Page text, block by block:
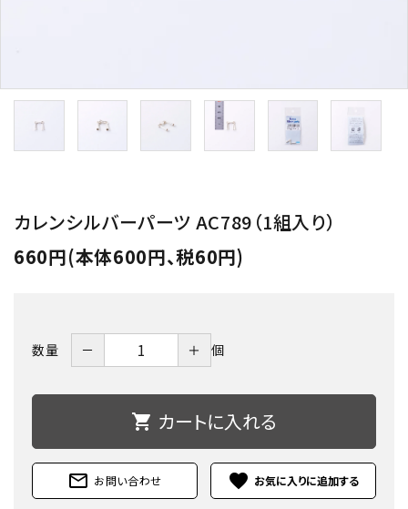
SHOP
CONTACT
カレンシルバーパーツ AC789（1組入り）
660円(本体600円、税60円)
数量 － ＋ 個
shopping_cart カートに入れる
mail_outline お問い合わせ favorite